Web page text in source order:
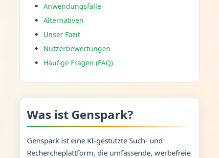
Anwendungsfälle
Alternativen
Unser Fazit
Nutzerbewertungen
Häufige Fragen (FAQ)
Was ist Genspark?
Genspark ist eine KI-gestützte Such- und
Rechercheplattform, die umfassende, werbefreie